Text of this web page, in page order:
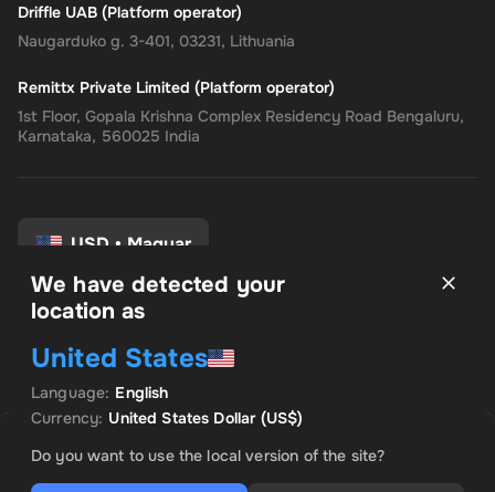
KIEMELT AJÁNLAT
US$ 1,060.01
Driffle UAB (Platform operator)
Naugarduko g. 3-401, 03231, Lithuania
Remittx Private Limited (Platform operator)
1st Floor, Gopala Krishna Complex Residency Road Bengaluru,
Karnataka, 560025 India
USD • Magyar
Adatvédelmi irányelvek
Pénzvisszatérítési eljárás
Hozzájárulási beállítások
We have detected your
location as
United States
Language: English
Currency: United States Dollar(US$)
Do you want to use the local version of the site?